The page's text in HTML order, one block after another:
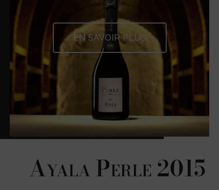
EN SAVOIR PLUS
Ayala Perle 2015